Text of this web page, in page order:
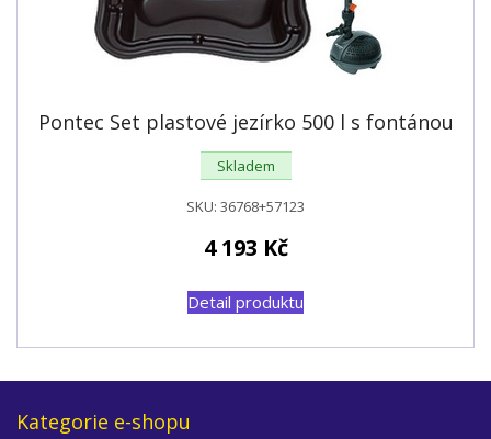
Pontec Set plastové jezírko 500 l s fontánou
Skladem
SKU: 36768+57123
4 193 Kč
Detail produktu
Kategorie e-shopu